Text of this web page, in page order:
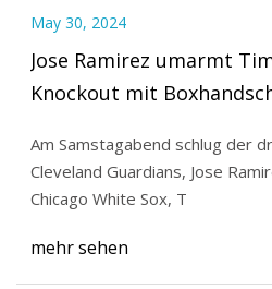
May 30, 2024
Jose Ramirez umarmt
Knockout mit
Am Samstagabend schlug der
Cleveland Guardians, Jose
Chicago White Sox, T
mehr sehen